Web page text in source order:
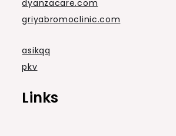
dyanzacare.com
griyabromoclinic.com
asikqq
pkv
Links